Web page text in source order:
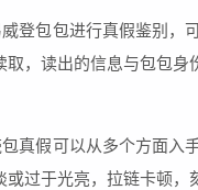
登包包进行真假鉴别，
取，读出的信息与包包
真假可以从多个方面入
或过于光亮，拉链卡顿